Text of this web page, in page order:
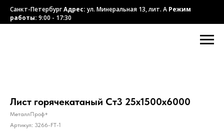
Санкт-ПетербургАдрес:ул. Минеральная 13, лит. А Режим
работы: 9:00 - 17:30
Лист горячекатаный Ст3 25х1500х6000
МеталлПроф+
Артикул: 3266-FT-1